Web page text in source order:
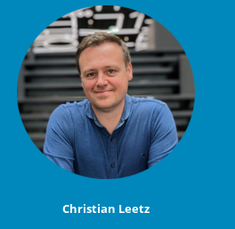
Christian Leetz